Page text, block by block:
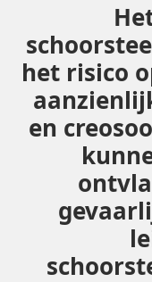
het risico
en